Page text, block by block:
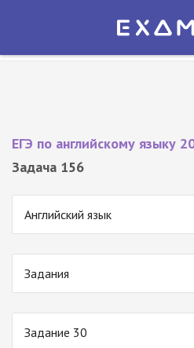
Экзамер — ЕГЭ 2027
ЕГЭ по английскому языку
Задача 156
Английский язык
Задания
Задание 30